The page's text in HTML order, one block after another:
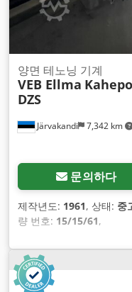
Järvakandi 7,342 km
양면 테노닝 기계
VEB Ellma
DZS
문의하다
제작년도: 1961, 상태: 중
량 번호: 15/15/61,